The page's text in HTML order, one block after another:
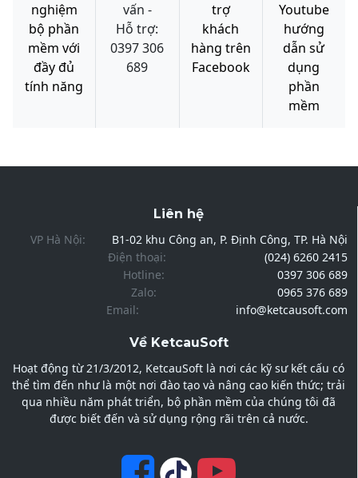
nghiệm
bộ phần
mềm với
đầy đủ
tính năng
vấn -
Hỗ trợ:
0397 306
689
trợ
khách
hàng trên
Facebook
Youtube
hướng
dẫn sử
dụng
phần
mềm
Liên hệ
VP Hà Nội:
B1-02 khu Công an, P. Định Công, TP. Hà Nội
Điện thoại:
(024) 6260 2415
Hotline:
0397 306 689
Zalo:
0965 376 689
Email:
info@ketcausoft.com
Về KetcauSoft
Hoạt động từ 21/3/2012, KetcauSoft là nơi các kỹ sư kết cấu có
thể tìm đến như là một nơi đào tạo và nâng cao kiến thức; trải
qua nhiều năm phát triển, bộ phần mềm của chúng tôi đã
được biết đến và sử dụng rộng rãi trên cả nước.